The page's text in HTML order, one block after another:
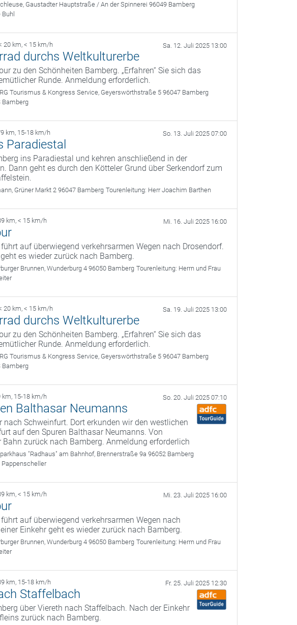
Gaustadter Hauptstraße / An der Spinnerei 96049 Bamberg
Buhl
20 km, < 15 km/h Sa. 12. Juli 2025 13:00
durchs Weltkulturerbe
zu den Schönheiten Bamberg. „Erfahren“ Sie sich das
Runde. Anmeldung erforderlich.
Tourismus & Kongress Service, Geyerswörthstraße 5 96047 Bamberg
Bamberg
km, 15-18 km/h So. 13. Juli 2025 07:00
Paradiestal
ins Paradiestal und kehren anschließend in der
Dann geht es durch den Kötteler Grund über Serkendorf zum
Grüner Markt 2 96047 Bamberg Tourenleitung: Herr Joachim Barthen
km, < 15 km/h Mi. 16. Juli 2025 16:00
auf überwiegend verkehrsarmen Wegen nach Drosendorf.
es wieder zurück nach Bamberg.
Brunnen, Wunderburg 4 96050 Bamberg Tourenleitung: Herrn und Frau
20 km, < 15 km/h Sa. 19. Juli 2025 13:00
durchs Weltkulturerbe
zu den Schönheiten Bamberg. „Erfahren“ Sie sich das
Runde. Anmeldung erforderlich.
Tourismus & Kongress Service, Geyerswörthstraße 5 96047 Bamberg
Bamberg
km, 15-18 km/h So. 20. Juli 2025 07:10
Balthasar Neumanns
nach Schweinfurt. Dort erkunden wir den westlichen
auf den Spuren Balthasar Neumanns. Von
zurück nach Bamberg. Anmeldung erforderlich
"Radhaus" am Bahnhof, Brennerstraße 9a 96052 Bamberg
Pappenscheller
km, < 15 km/h Mi. 23. Juli 2025 16:00
auf überwiegend verkehrsarmen Wegen nach
Einkehr geht es wieder zurück nach Bamberg.
Brunnen, Wunderburg 4 96050 Bamberg Tourenleitung: Herrn und Frau
km, 15-18 km/h Fr. 25. Juli 2025 12:30
Staffelbach
über Viereth nach Staffelbach. Nach der Einkehr
zurück nach Bamberg.